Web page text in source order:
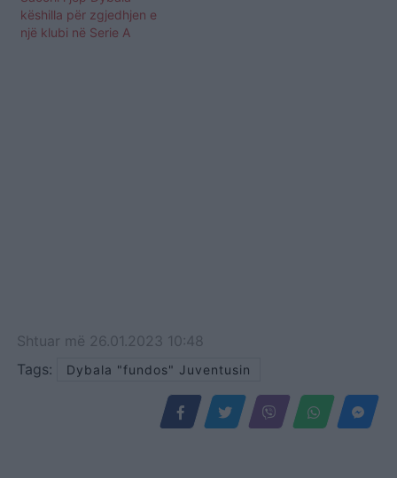
këshilla për zgjedhjen e
një klubi në Serie A
Shtuar më 26.01.2023 10:48
Tags:
Dybala "fundos" Juventusin